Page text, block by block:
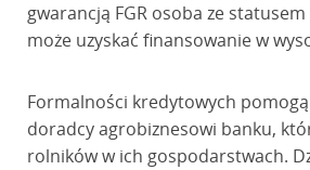
gwarancją FGR osoba ze statusem
może uzyskać finansowanie w
Formalności kredytowych
doradcy agrobiznesowi banku,
rolników w ich gospodarstwach.